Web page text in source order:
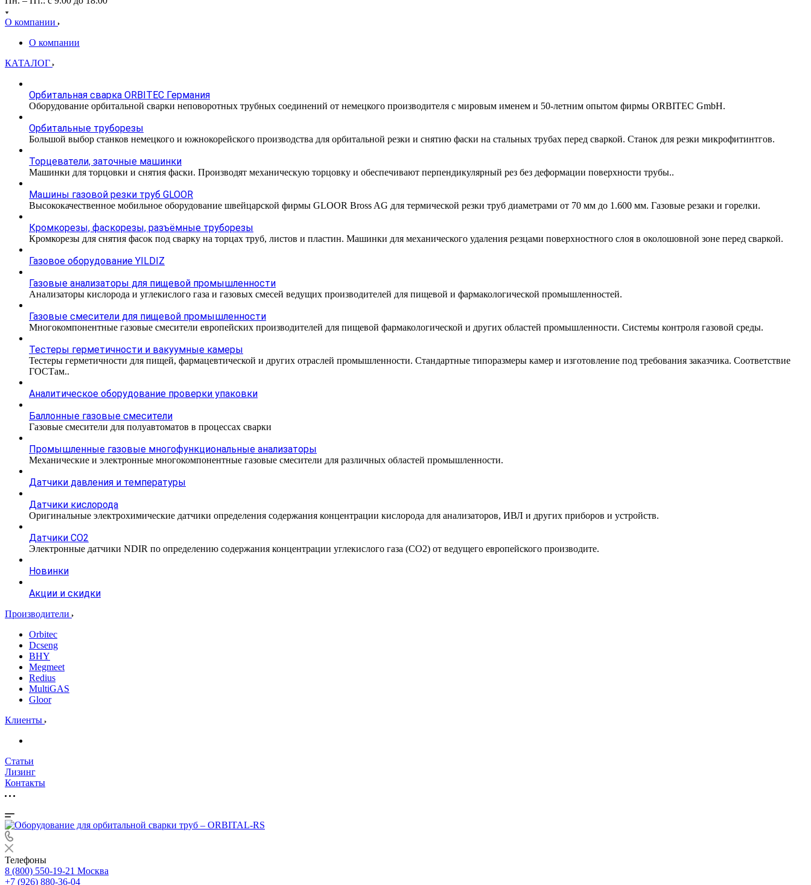
О компании
О компании
КАТАЛОГ
Орбитальная сварка ORBITEC Германия
Оборудование орбитальной сварки неповоротных трубных соединений от немецкого производителя с мировым именем и 50-летним опытом фирмы ORBITEC GmbH.
Орбитальные труборезы
Большой выбор станков немецкого и южнокорейского производства для орбитальной резки и снятию фаски на стальных трубах перед сваркой. Станок для резки микрофитинтгов.
Торцеватели, заточные машинки
Машинки для торцовки и снятия фаски. Производят механическую торцовку и обеспечивают перпендикулярный рез без деформации поверхности трубы..
Машины газовой резки труб GLOOR
Высококачественное мобильное оборудование швейцарской фирмы GLOOR Bross AG для термической резки труб диаметрами от 70 мм до 1.600 мм. Газовые резаки и горелки.
Кромкорезы, фаскорезы, разъёмные труборезы
Кромкорезы для снятия фасок под сварку на торцах труб, листов и пластин. Машинки для механического удаления резцами поверхностного слоя в околошовной зоне перед сваркой.
Газовое оборудование YILDIZ
Газовые анализаторы для пищевой промышленности
Анализаторы кислорода и углекислого газа и газовых смесей ведущих производителей для пищевой и фармакологической промышленностей.
Газовые смесители для пищевой промышленности
Многокомпонентные газовые смесители европейских производителей для пищевой фармакологической и других областей промышленности. Системы контроля газовой среды.
Тестеры герметичности и вакуумные камеры
Тестеры герметичности для пищей, фармацевтической и других отраслей промышленности. Стандартные типоразмеры камер и изготовление под требования заказчика. Соответствие
ГОСТам..
Аналитическое оборудование проверки упаковки
Баллонные газовые смесители
Газовые смесители для полуавтоматов в процессах сварки
Промышленные газовые многофункциональные анализаторы
Механические и электронные многокомпонентные газовые смесители для различных областей промышленности.
Датчики давления и температуры
Датчики кислорода
Оригинальные электрохимические датчики определения содержания концентрации кислорода для анализаторов, ИВЛ и других приборов и устройств.
Датчики CO2
Электронные датчики NDIR по определению содержания концентрации углекислого газа (СО2) от ведущего европейского производите.
Новинки
Акции и скидки
Производители
Orbitec
Dcseng
BHY
Megmeet
Redius
MultiGAS
Gloor
Клиенты
Статьи
Лизинг
Контакты
Телефоны
8 (800) 550-19-21 Москва
+7 (926) 880-36-04